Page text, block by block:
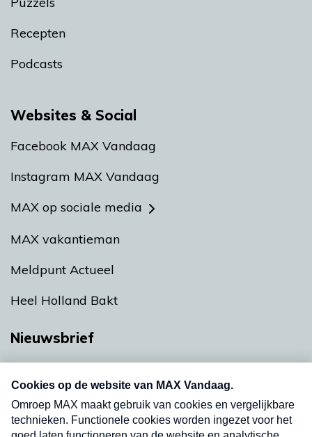
Recepten
Podcasts
Websites & Social
Facebook MAX Vandaag
Instagram MAX Vandaag
MAX op sociale media
MAX vakantieman
Meldpunt Actueel
Heel Holland Bakt
Nieuwsbrief
nieuwsbrief. Elke vrijdag- en dinsdagochtend in
uw mailbox.